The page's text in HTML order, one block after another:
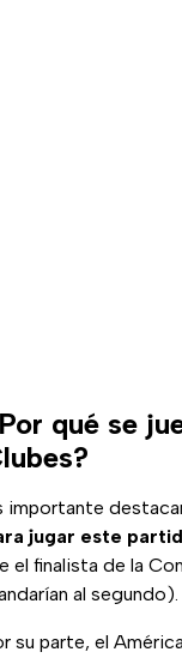
qué se
importante
jugar este
el finalista de la
al segundo).
su parte, el